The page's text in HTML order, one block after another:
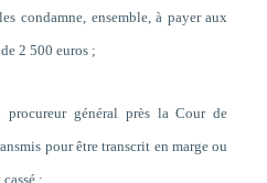
condamne, ensemble, à payer aux
2 500 euros ;
général près la Cour de
pour être transcrit en marge ou
;